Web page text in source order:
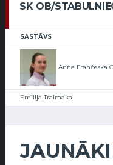
SK OB/
SASTĀVS
Anna Frančeska
Emīlija Tralmaka